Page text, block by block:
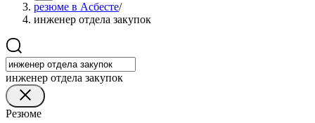
резюме в Асбесте/
инженер отдела закупок
инженер отдела закупок
Резюме